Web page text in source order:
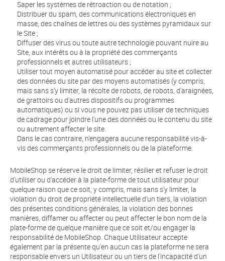
Saper les systèmes de rétroaction ou de notation ;
Distribuer du spam, des communications électroniques en
masse, des chaînes de lettres ou des systèmes pyramidaux sur
le Site ;
Diffuser des virus ou toute autre technologie pouvant nuire au
Site, aux intérêts ou à la propriété des commerçants
professionnels et autres utilisateurs ;
Utiliser tout moyen automatisé pour accéder au site et collecter
des données du site par des moyens automatisés (y compris,
mais sans s'y limiter, la récolte de robots, de robots, d'araignées,
de grattoirs ou d'autres dispositifs ou programmes
automatiques) ou si vous ne pouvez pas utiliser de techniques
de cadrage pour joindre l'une des données ou le contenu du site
ou autrement affecter le site.
Dans le cas contraire, n'engagera aucune responsabilité vis-à-
vis des commerçants professionnels ou de la plateforme.
MobileShop se réserve le droit de limiter, résilier et refuser le droit
d'utiliser ou d'accéder à la plate-forme de tout utilisateur pour
quelque raison que ce soit, y compris, mais sans s'y limiter, la
violation du droit de propriété intellectuelle d'un tiers, la violation
des présentes conditions générales, la violation des bonnes
manières, diffamer ou affecter ou peut affecter le bon nom de la
plate-forme de quelque manière que ce soit et/ou engager la
responsabilité de MobileShop. Chaque Utilisateur accepte
également par la présente qu'en aucun cas la plateforme ne sera
responsable envers un Utilisateur ou un tiers de l'incapacité d'un